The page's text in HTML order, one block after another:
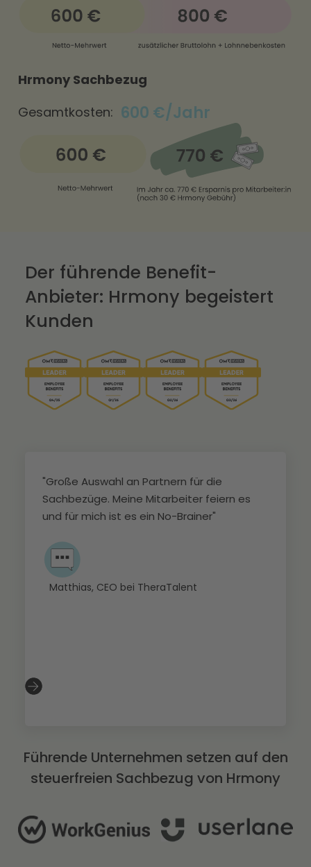
Hrmony Sachbezug
Gesamtkosten: 600 €/Jahr
Der führende Benefit-
Anbieter: Hrmony begeistert
Kunden
"Große Auswahl an Partnern für die
Sachbezüge. Meine Mitarbeiter feiern es
und für mich ist es ein No-Brainer"
Matthias, CEO bei TheraTalent
Slide 2 of 3.
Führende Unternehmen setzen auf den
steuerfreien Sachbezug von Hrmony